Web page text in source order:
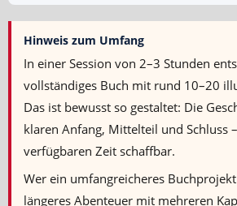
Hinweis zum Umfang
In einer Session von 2–3 Stunden
vollständiges Buch mit rund 10–20
Das ist bewusst so gestaltet: Die
klaren Anfang, Mittelteil und Schluss
verfügbaren Zeit schaffbar.
Wer ein umfangreicheres
längeres Abenteuer mit mehreren